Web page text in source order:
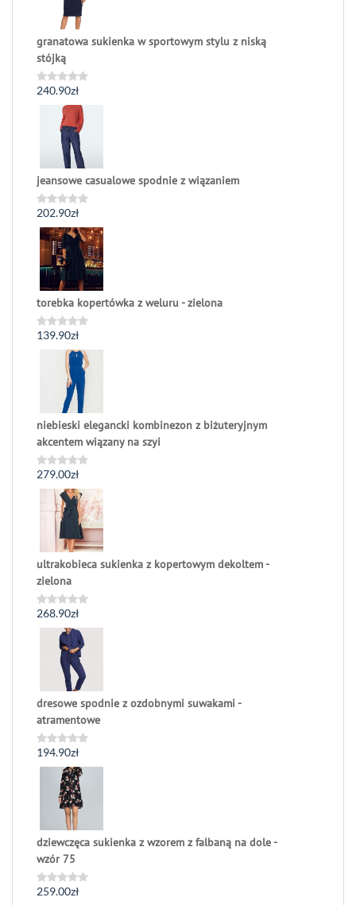
granatowa sukienka w sportowym stylu z niską
stójką
Oceniono
240.90zł
jeansowe casualowe spodnie z wiązaniem
Oceniono
0
na
5
202.90zł
torebka kopertówka z weluru - zielona
Oceniono
139.90zł
niebieski elegancki kombinezon z biżuteryjnym
akcentem wiązany na szyi
Oceniono
0
279.00zł
ultrakobieca sukienka z kopertowym dekoltem -
zielona
Oceniono
0
268.90zł
dresowe spodnie z ozdobnymi suwakami -
atramentowe
Oceniono
0
194.90zł
dziewczęca sukienka z wzorem z falbaną na dole -
wzór 75
Oceniono
259.00zł